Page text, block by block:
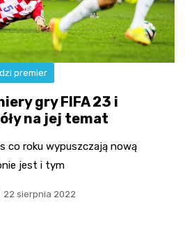
premier
gry FIFA 23 i
na jej temat
co roku wypuszczają nową
jest i tym
22 sierpnia 2022